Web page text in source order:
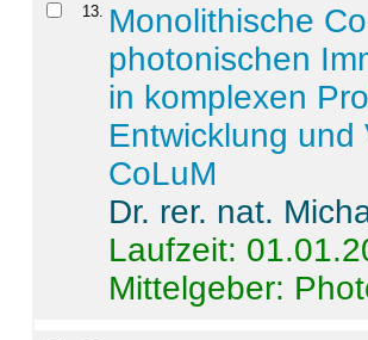
13
Monolithische
photonischen
in komplexen
Entwicklung
CoLuM
Dr. rer. nat.
Laufzeit:
Mittelgeber: